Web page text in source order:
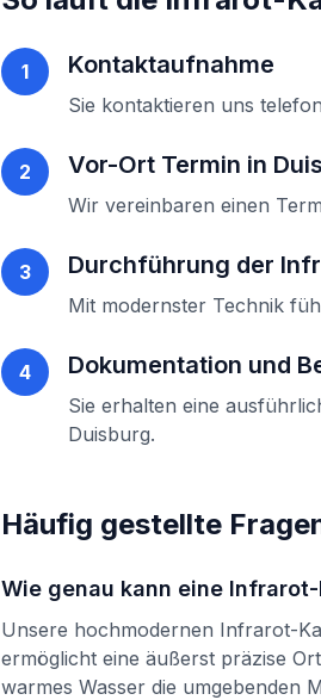
1 Kontaktaufnahme
Sie kontaktieren uns
2 Vor-Ort Termin in
Wir vereinbaren einen
3 Durchführung der
Mit modernster Technik
4 Dokumentation und
Sie erhalten eine
Duisburg.
Häufig gestellte
Wie genau kann eine
Unsere hochmodernen Infrarot-
ermöglicht eine äußerst präzise
warmes Wasser die umgebenden